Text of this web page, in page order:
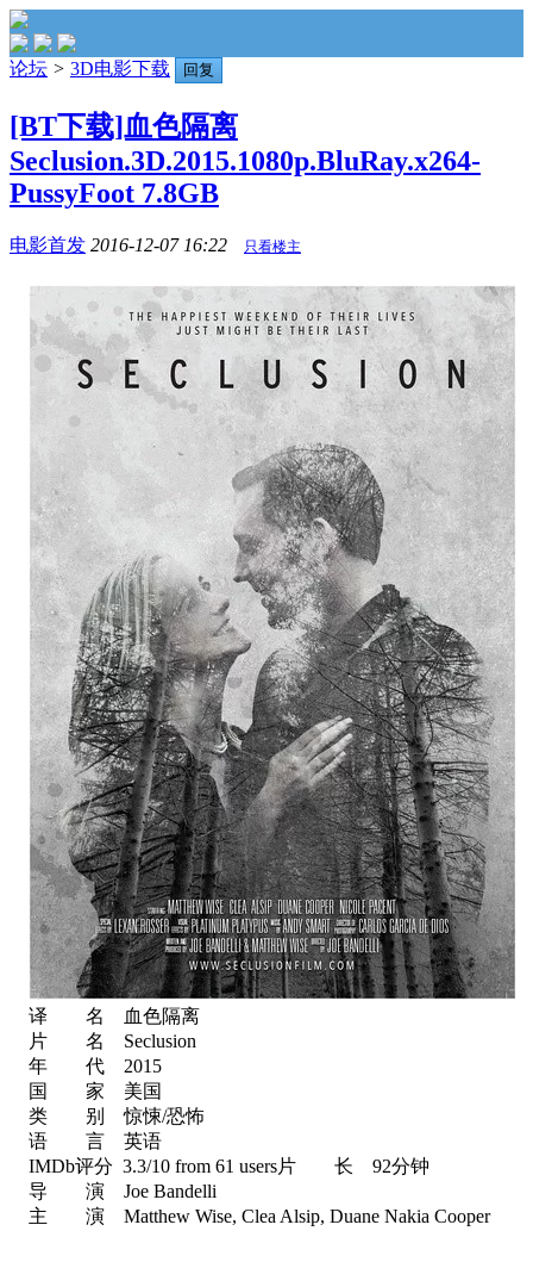
论坛 > 3D电影下载 回复
[BT下载]血色隔离
Seclusion.3D.2015.1080p.BluRay.x264-
PussyFoot 7.8GB
电影首发 2016-12-07 16:22 只看楼主
译 名 血色隔离
片 名 Seclusion
年 代 2015
国 家 美国
类 别 惊悚/恐怖
语 言 英语
IMDb评分 3.3/10 from 61 users片 长 92分钟
导 演 Joe Bandelli
主 演 Matthew Wise, Clea Alsip, Duane Nakia Cooper